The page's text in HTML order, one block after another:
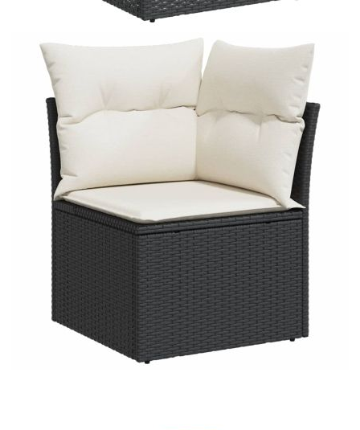
Цвят:
Кремавобял
Материал:
PE ратан, стомана с прахово покритие,
акациева дървесина масив с лаково
Размери:
EAN code:
8721102348730
Височина на седалката от
земята:
Размери на седалката:
Размери на
възглавницата за
облягане:
55 x 45 x 13 см (Д х Ш x Деб)
Максимален капацитет
на натоварване (на
Размери на
възглавницата на
седалката:
55 x 55 x 3 см (Ш x Д x Деб)
Материал на покритието:
Плат (100% полиестер)
Материал за пълнеж на
възглавницата за сядане:
Дунапрен
Материал за пълнеж на
Памучни влакна